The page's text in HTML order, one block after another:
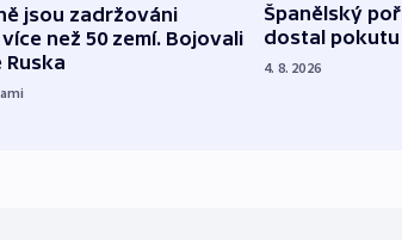
jsou zadržováni
než 50 zemí. Bojovali
Ruska
Španělský
dostal
4. 8. 2026